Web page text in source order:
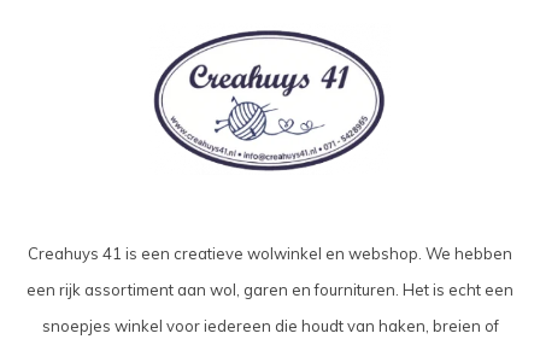
Creahuys 41 is een creatieve wolwinkel en webshop. We hebben
een rijk assortiment aan wol, garen en fournituren. Het is echt een
snoepjes winkel voor iedereen die houdt van haken, breien of